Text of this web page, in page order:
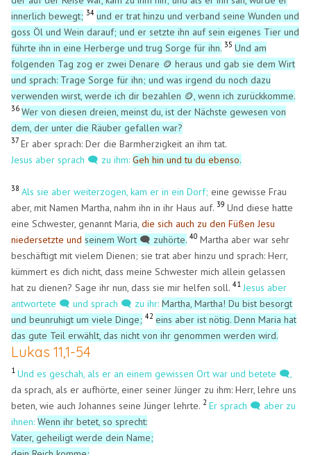
innerlich bewegt; 34 und er trat hinzu und verband seine Wunden und
goss Öl und Wein darauf; und er setzte ihn auf sein eigenes Tier und
führte ihn in eine Herberge und trug Sorge für ihn. 35 Und am
folgenden Tag zog er zwei Denare 🪙 heraus und gab sie dem Wirt
und sprach: Trage Sorge für ihn; und was irgend du noch dazu
verwenden wirst, werde ich dir bezahlen 🪙, wenn ich zurückkomme.
36 Wer von diesen dreien, meinst du, ist der Nächste gewesen von
dem, der unter die Räuber gefallen war?
37 Er aber sprach: Der die Barmherzigkeit an ihm tat.
Jesus aber sprach 🗨️ zu ihm: Geh hin und tu du ebenso.
38 Als sie aber weiterzogen, kam er in ein Dorf; eine gewisse Frau
aber, mit Namen Martha, nahm ihn in ihr Haus auf.39 Und diese hatte
eine Schwester, genannt Maria,die sich auch zu den Füßen Jesu
niedersetzte und seinem Wort 🗨️ zuhörte. 40 Martha aber war sehr
beschäftigt mit vielem Dienen; sie trat aber hinzu und sprach: Herr,
kümmert es dich nicht, dass meine Schwester mich allein gelassen
hat zu dienen? Sage ihr nun, dass sie mir helfen soll. 41 Jesus aber
antwortete 🗨️ und sprach 🗨️ zu ihr: Martha, Martha! Du bist besorgt
und beunruhigt um viele Dinge; 42 eins aber ist nötig. Denn Maria hat
das gute Teil erwählt, das nicht von ihr genommen werden wird.
Lukas 11,1-54
1 Und es geschah, als er an einem gewissen Ort war und betete 🗨️
da sprach, als er aufhörte, einer seiner Jünger zu ihm: Herr, lehre uns
beten, wie auch Johannes seine Jünger lehrte. 2 Er sprach 🗨️ aber zu
ihnen:Wenn ihr betet, so sprecht:
Vater, geheiligt werde dein Name;